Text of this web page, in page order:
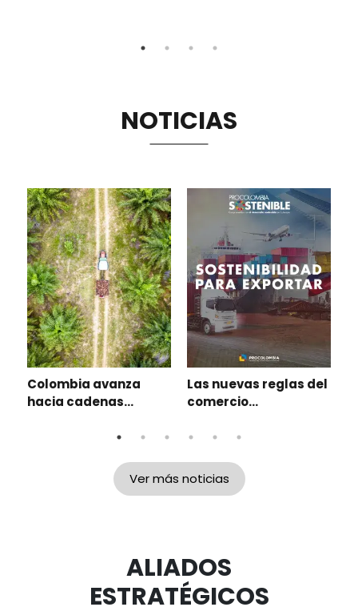
NOTICIAS
Colombia avanza
hacia cadenas
sostenibles: café,
lideran la ruta para
Las nuevas reglas del
comercio
impulsan la
sostenible de las
empresas
Ver más noticias
ALIADOS
ESTRATÉGICOS